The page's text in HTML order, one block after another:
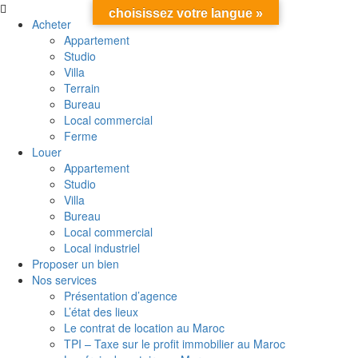
Acheter
Appartement
Studio
Villa
Terrain
Bureau
Local commercial
Ferme
Louer
Appartement
Studio
Villa
Bureau
Local commercial
Local industriel
Proposer un bien
Nos services
Présentation d’agence
L’état des lieux
Le contrat de location au Maroc
TPI – Taxe sur le profit immobilier au Maroc
choisissez votre langue »